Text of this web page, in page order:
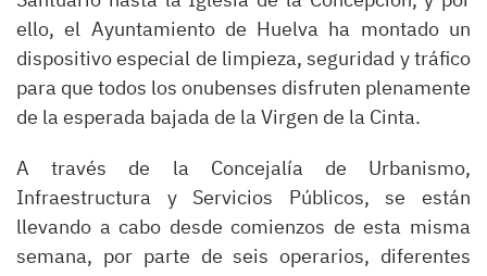
ello, el Ayuntamiento de Huelva ha montado un
dispositivo especial de limpieza, seguridad y tráfico
para que todos los onubenses disfruten plenamente
de la esperada bajada de la Virgen de la Cinta.
A través de la Concejalía de Urbanismo,
Infraestructura y Servicios Públicos, se están
llevando a cabo desde comienzos de esta misma
semana, por parte de seis operarios, diferentes